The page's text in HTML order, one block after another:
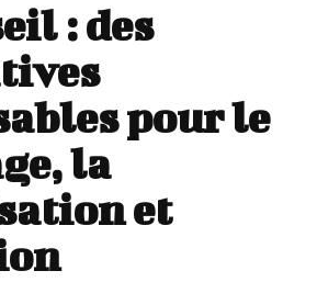
: des
pour le
la
et